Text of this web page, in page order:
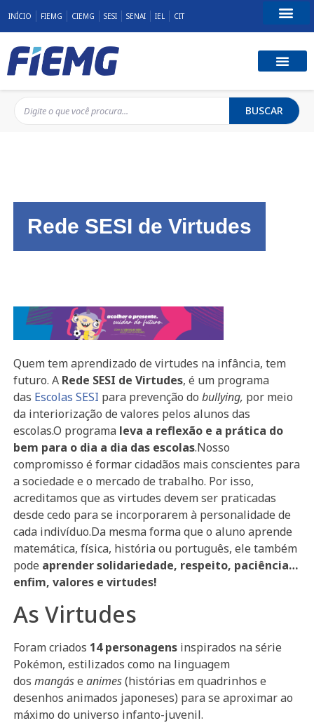
INÍCIO FIEMG CIEMG SESI SENAI IEL CIT
BUSCAR
Rede SESI de Virtudes
Quem tem aprendizado de virtudes na infância, tem
futuro. A Rede SESI de Virtudes, é um programa
das Escolas SESI para prevenção do bullying, por meio
da interiorização de valores pelos alunos das
escolas.O programa leva a reflexão e a prática do
bem para o dia a dia das escolas.Nosso
compromisso é formar cidadãos mais conscientes para
a sociedade e o mercado de trabalho. Por isso,
acreditamos que as virtudes devem ser praticadas
desde cedo para se incorporarem à personalidade de
cada indivíduo.Da mesma forma que o aluno aprende
matemática, física, história ou português, ele também
pode aprender solidariedade, respeito, paciência…
enfim, valores e virtudes!
As Virtudes
Foram criados 14 personagensinspirados na série
Pokémon, estilizados como na linguagem
dos mangáse animes(histórias em quadrinhos e
desenhos animados japoneses) para se aproximar ao
máximo do universo infanto-juvenil.